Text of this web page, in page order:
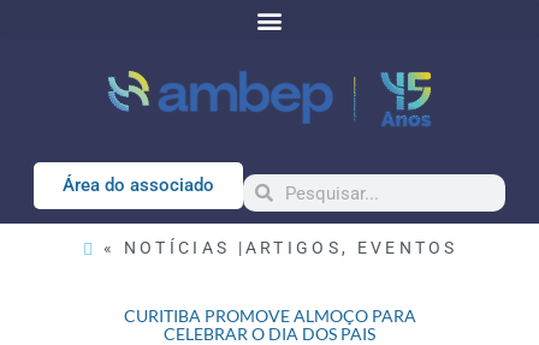
Área do associado
« NOTÍCIAS |ARTIGOS , EVENTOS
CURITIBA PROMOVE ALMOÇO PARA
CELEBRAR O DIA DOS PAIS